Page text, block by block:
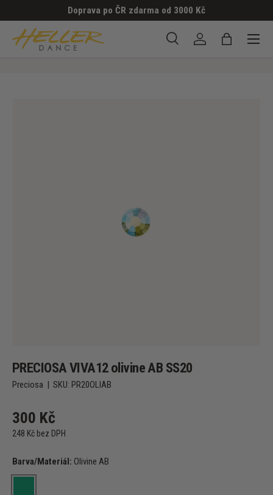
PŘESKOČIT NA OBSAH
Doprava po ČR zdarma od 3000 Kč
HledatPřihlásit se
Taška
Menu
PRECIOSA VIVA12 olivine AB SS20
Preciosa | SKU: PR20OLIAB
300 Kč
248 Kč bez DPH
Barva/Materiál: Olivine AB